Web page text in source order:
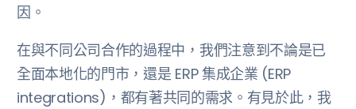
因。
在與不同公司合作的過程中，我們注意到不論是已
全面本地化的門市，還是 ERP 集成企業 (ERP
integrations)，都有著共同的需求。有見於此，我